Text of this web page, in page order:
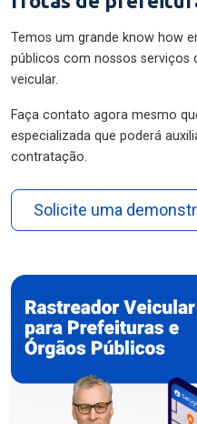
Temos um grande know how
públicos com nossos serviços
veicular.
Faça contato agora mesmo
especializada que poderá
contratação.
Solicite uma